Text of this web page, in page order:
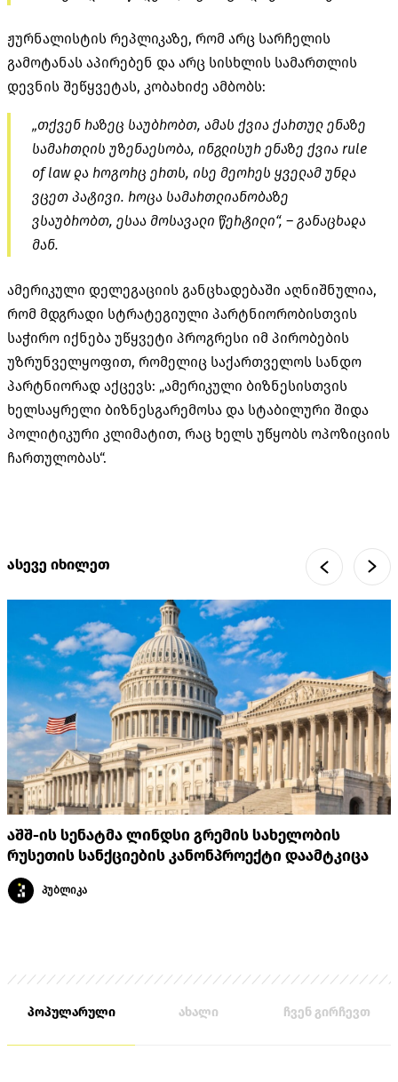
ჟურნალისტის რეპლიკაზე, რომ არც სარჩელის
გამოტანას აპირებენ და არც სისხლის სამართლის
დევნის შეწყვეტას, კობახიძე ამბობს:
„თქვენ რაზეც საუბრობთ, ამას ქვია ქართულ ენაზე
სამართლის უზენაესობა, ინგლისურ ენაზე ქვია rule
of law და როგორც ერთს, ისე მეორეს ყველამ უნდა
ვცეთ პატივი. როცა სამართლიანობაზე
ვსაუბრობთ, ესაა მოსავალი წერტილი“, – განაცხადა
მან.
ამერიკული დელეგაციის განცხადებაში აღნიშნულია,
რომ მდგრადი სტრატეგიული პარტნიორობისთვის
საჭირო იქნება უწყვეტი პროგრესი იმ პირობების
უზრუნველყოფით, რომელიც საქართველოს სანდო
პარტნიორად აქცევს: „ამერიკული ბიზნესისთვის
ხელსაყრელი ბიზნესგარემოსა და სტაბილური შიდა
პოლიტიკური კლიმატით, რაც ხელს უწყობს ოპოზიციის
ჩართულობას“.
ასევე იხილეთ
აშშ-ის სენატმა ლინდსი გრემის სახელობის
რუსეთის სანქციების კანონპროექტი დაამტკიცა
პუბლიკა
პოპულარული ახალი ჩვენ გირჩევთ